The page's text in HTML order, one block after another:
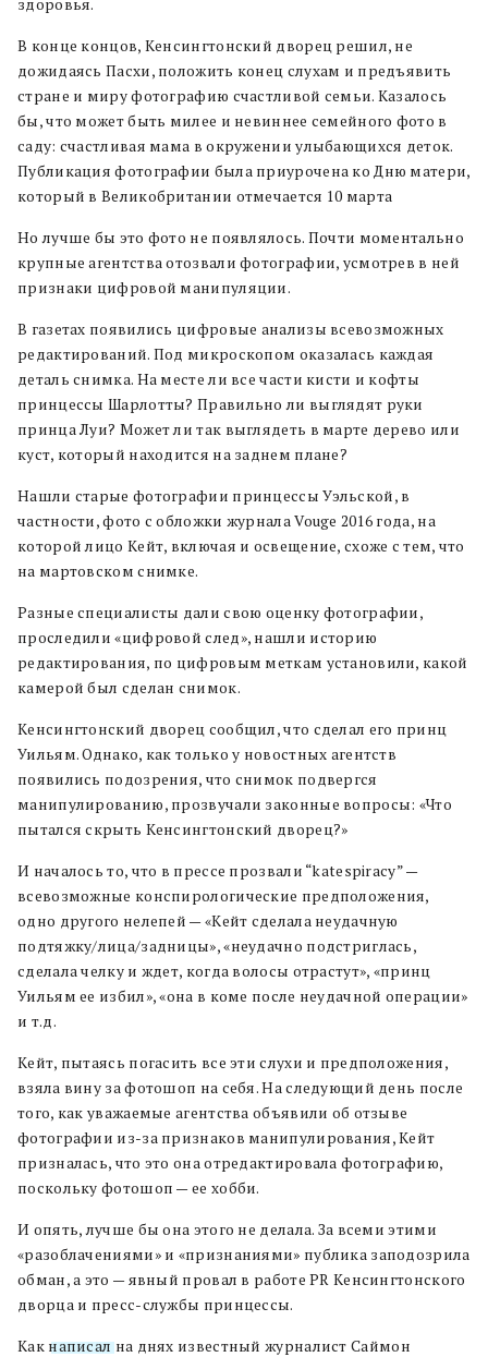
здоровья.
В конце концов, Кенсингтонский дворец решил, не
дожидаясь Пасхи, положить конец слухам и предъявить
стране и миру фотографию счастливой семьи. Казалось
бы, что может быть милее и невиннее семейного фото в
саду: счастливая мама в окружении улыбающихся деток.
Публикация фотографии была приурочена ко Дню матери,
который в Великобритании отмечается 10 марта
Но лучше бы это фото не появлялось. Почти моментально
крупные агентства отозвали фотографии, усмотрев в ней
признаки цифровой манипуляции.
В газетах появились цифровые анализы всевозможных
редактирований. Под микроскопом оказалась каждая
деталь снимка. На месте ли все части кисти и кофты
принцессы Шарлотты? Правильно ли выглядят руки
принца Луи? Может ли так выглядеть в марте дерево или
куст, который находится на заднем плане?
Нашли старые фотографии принцессы Уэльской, в
частности, фото с обложки журнала Vouge 2016 года, на
которой лицо Кейт, включая и освещение, схоже с тем, что
на мартовском снимке.
Разные специалисты дали свою оценку фотографии,
проследили «цифровой след», нашли историю
редактирования, по цифровым меткам установили, какой
камерой был сделан снимок.
Кенсингтонский дворец сообщил, что сделал его принц
Уильям. Однако, как только у новостных агентств
появились подозрения, что снимок подвергся
манипулированию, прозвучали законные вопросы: «Что
пытался скрыть Кенсингтонский дворец?»
И началось то, что в прессе прозвали “katespiracy” —
всевозможные конспирологические предположения,
одно другого нелепей — «Кейт сделала неудачную
подтяжку/лица/задницы», «неудачно подстриглась,
сделала челку и ждет, когда волосы отрастут», «принц
Уильям ее избил», «она в коме после неудачной операции»
и т.д.
Кейт, пытаясь погасить все эти слухи и предположения,
взяла вину за фотошоп на себя. На следующий день после
того, как уважаемые агентства объявили об отзыве
фотографии из-за признаков манипулирования, Кейт
призналась, что это она отредактировала фотографию,
поскольку фотошоп — ее хобби.
И опять, лучше бы она этого не делала. За всеми этими
«разоблачениями» и «признаниями» публика заподозрила
обман, а это — явный провал в работе PR Кенсингтонского
дворца и пресс-службы принцессы.
Как написална днях известный журналист Саймон